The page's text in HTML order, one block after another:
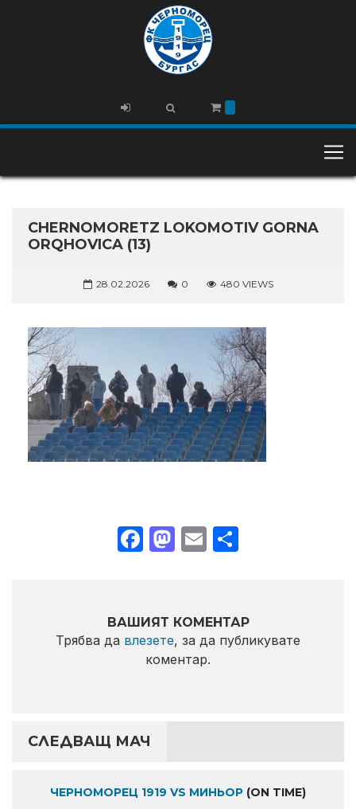
CHERNOMORETZ LOKOMOTIV GORNA
ORQHOVICA (13)
28.02.2026 0 480 VIEWS
Facebook
Mastodon
Email
ВАШИЯТ КОМЕНТАР
Трябва да влезете, за да публикувате
коментар.
СЛЕДВАЩ МАЧ
ЧЕРНОМОРЕЦ 1919 VS МИНЬОР (ON TIME)